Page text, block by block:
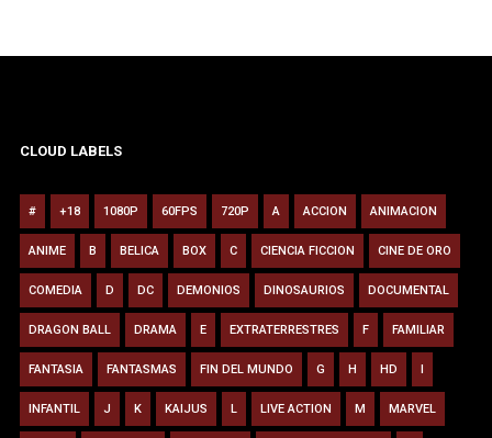
CLOUD LABELS
# +18 1080P 60FPS 720P A ACCION ANIMACION
ANIME B BELICA BOX C CIENCIA FICCION CINE DE ORO
COMEDIA D DC DEMONIOS DINOSAURIOS DOCUMENTAL
DRAGON BALL DRAMA E EXTRATERRESTRES F FAMILIAR
FANTASIA FANTASMAS FIN DEL MUNDO G H HD
INFANTIL J K KAIJUS L LIVE ACTION M MARVEL